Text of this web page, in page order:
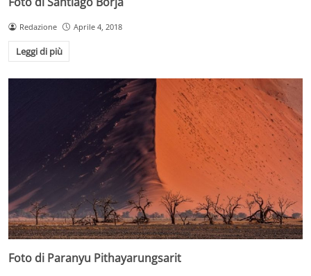
Redazione Aprile 4, 2018
Leggi di più
Foto di Paranyu Pithayarungsarit